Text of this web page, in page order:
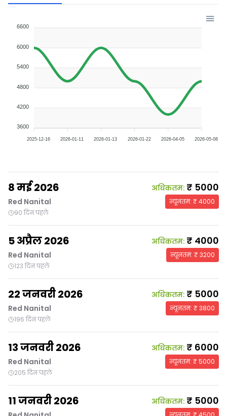
6600
6000
5400
4800
4200
3600
2025-12-16 2026-01-11 2026-01-13 2026-01-22 2026-04-05 2026-05-08
8 मई 2026
Red Nanital
90 दिन पहले
अधिकतम: ₹ 5000
न्यूनतम: ₹4000
5 अप्रैल 2026
Red Nanital
123 दिन पहले
अधिकतम: ₹ 4000
न्यूनतम: ₹3200
22 जनवरी 2026
Red Nanital
196 दिन पहले
अधिकतम: ₹ 5000
न्यूनतम: ₹3800
13 जनवरी 2026
Red Nanital
205 दिन पहले
अधिकतम: ₹ 6000
न्यूनतम: ₹5000
11 जनवरी 2026 अधिकतम: ₹ 5000